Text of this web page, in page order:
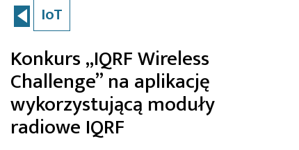
IoT
Konkurs „IQRF Wireless
Challenge” na aplikację
wykorzystującą moduły
radiowe IQRF